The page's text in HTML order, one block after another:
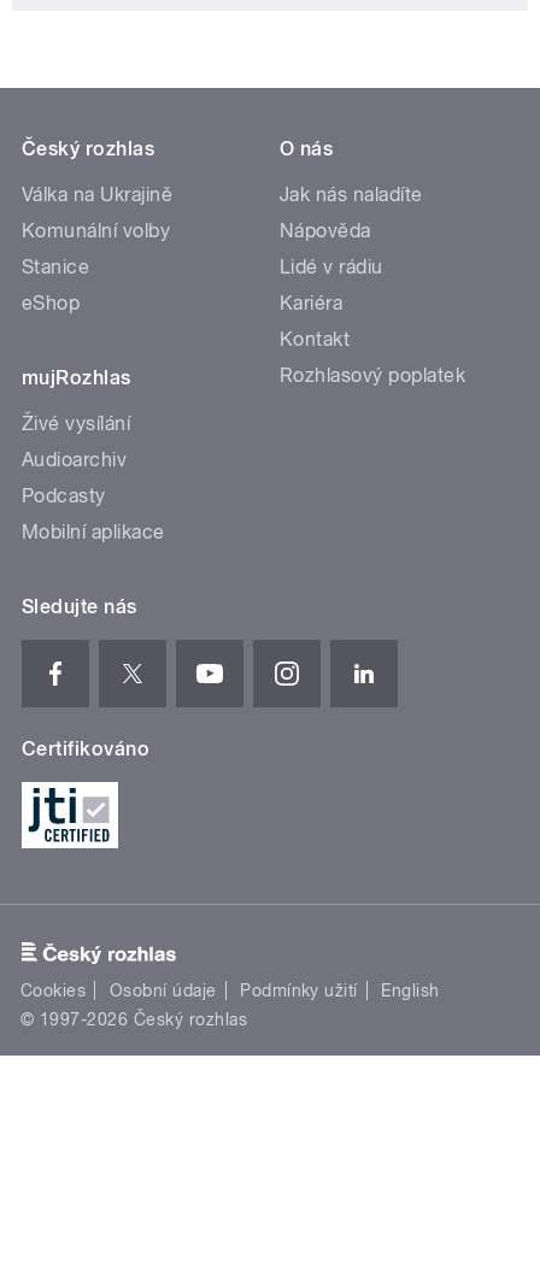
Český rozhlas
Válka na Ukrajině
Komunální volby
Stanice
eShop
mujRozhlas
Živé vysílání
Audioarchiv
Podcasty
Mobilní aplikace
O nás
Jak nás naladíte
Nápověda
Lidé v rádiu
Kariéra
Kontakt
Rozhlasový poplatek
Sledujte nás
Certifikováno
Cookies Osobní údaje Podmínky užití
English
© 1997-2026 Český rozhlas